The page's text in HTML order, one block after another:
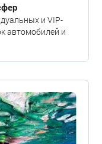
и VIP-
автомобилей и